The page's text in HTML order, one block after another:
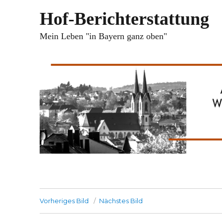
Hof-Berichterstattung
Mein Leben "in Bayern ganz oben"
Vorheriges Bild Nächstes Bild